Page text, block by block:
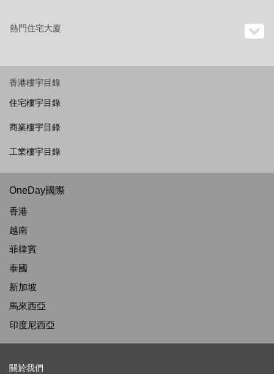
熱門住宅大廈
香港樓宇目錄
住宅樓宇目錄
商業樓宇目錄
工業樓宇目錄
OneDay國際
香港
越南
菲律賓
泰國
新加坡
馬來西亞
印度尼西亞
關於我們